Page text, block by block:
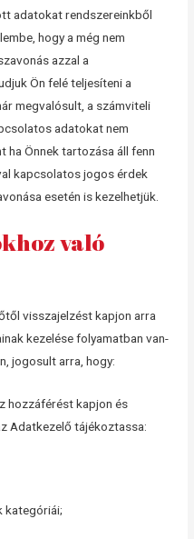
adatokat rendszereinkből
hogy a még nem
azzal a
Ön felé teljesíteni a
megvalósult, a számviteli
adatokat nem
ha Önnek tartozása áll fenn
kapcsolatos jogos érdek
esetén is kezelhetjük.
való
visszajelzést kapjon arra
kezelése folyamatban van-
jogosult arra, hogy:
hozzáférést kapjon és
Adatkezelő tájékoztassa:
kategóriái;